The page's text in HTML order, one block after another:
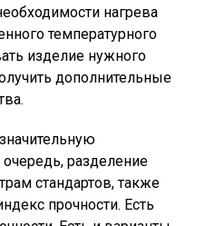
нагрева
температурного
изделие нужного
дополнительные
разделение
стандартов, также
прочности. Есть